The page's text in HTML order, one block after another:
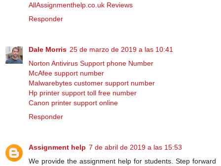
AllAssignmenthelp.co.uk Reviews
Responder
Dale Morris 25 de marzo de 2019 a las 10:41
Norton Antivirus Support phone Number
McAfee support number
Malwarebytes customer support number
Hp printer support toll free number
Canon printer support online
Responder
Assignment help 7 de abril de 2019 a las 15:53
We provide the assignment help for students. Step forward